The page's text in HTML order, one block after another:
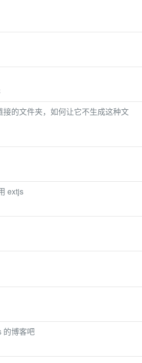
的文件夹，如何让它不生成这种文
extjs
的博客吧